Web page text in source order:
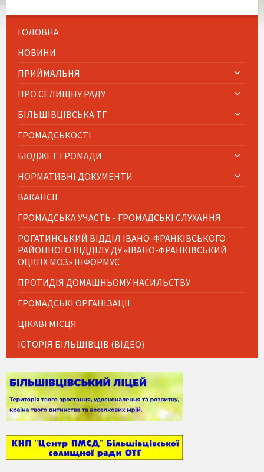
ГОЛОВНА
НОВИНИ
ПРИЙМАЛЬНЯ
ПРО СЕЛИЩНУ РАДУ
БІЛЬШІВЦІВСЬКА ТГ
ГРОМАДСЬКОСТІ
БЮДЖЕТ ГРОМАДИ
НОРМАТИВНІ ДОКУМЕНТИ
ВАКАНСІЇ
ГРОМАДСЬКА УЧАСТЬ - ГРОМАДСЬКІ СЛУХАННЯ
РОГАТИНСЬКИЙ ВІДДІЛ ІВАНО-ФРАНКІВСЬКОГО
РАЙОННОГО ВІДДІЛУ ДУ «ІВАНО-ФРАНКІВСЬКИЙ
ОЦКПХ МОЗ» ІНФОРМУЄ
ПРОТИДІЯ ДОМАШНЬОМУ НАСИЛЬСТВУ
ГРОМАДСЬКІ ОРГАНІЗАЦІЇ
ЦІКАВІ МІСЦЯ
ІСТОРІЯ БІЛЬШІВЦІВ (ВІДЕО)